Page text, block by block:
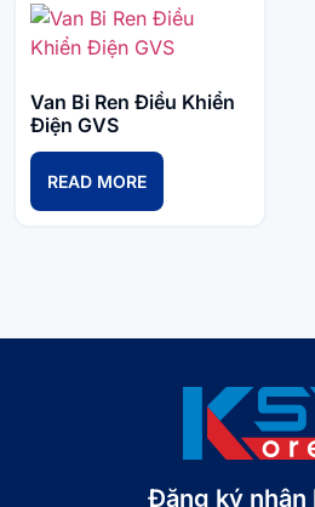
Van Bi Ren Điều Khiển
Điện GVS
READ MORE
Đăng ký nhận